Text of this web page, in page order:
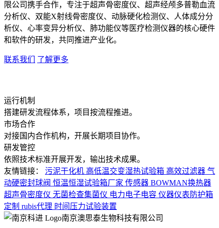
限公司携手合作，专注于超声骨密度仪、超声经颅多普勒血流
分析仪、双能X射线骨密度仪、动脉硬化检测仪、人体成分分
析仪、心率变异分析仪、肺功能仪等医疗检测仪器的核心硬件
和软件的研发，共同推进产业化。
联系我们 了解更多
运行机制
搭建研发流程体系，项目按流程推进。
市场合作
对接国内合作机构，开展长期项目协作。
研发管控
依照技术标准开展开发，输出技术成果。
友情链接：
污泥干化机 高低温交变湿热试验箱 高效过滤器 气
动硬密封球阀 恒温恒湿试验箱厂家 传感器 BOWMAN换热器
超声骨密度仪 无菌检查集菌仪 电力电子电容 仪器仪表防护箱
定制 rubis代理 时间压力试验装置
南京澳思泰生物科技有限公司